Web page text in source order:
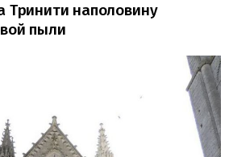
Тринити наполовину
пыли